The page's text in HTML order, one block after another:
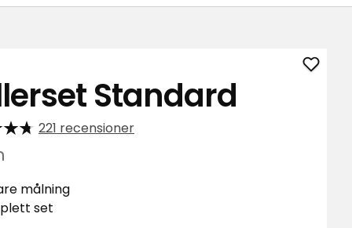
Lägg
Standard
221 recensioner
målning
set